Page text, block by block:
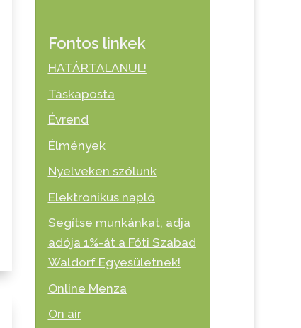
Fontos linkek
HATÁRTALANUL!
Táskaposta
Évrend
Élmények
Nyelveken szólunk
Elektronikus napló
Segítse munkánkat, adja
adója 1%-át a Fóti Szabad
Waldorf Egyesületnek!
Online Menza
On air